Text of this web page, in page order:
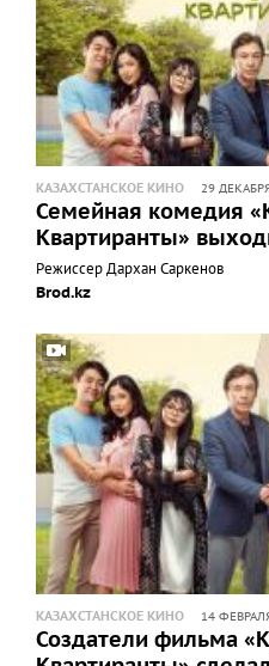
КАЗАХСТАНСКОЕ КИНО 29
Семейная комедия
Квартиранты»
Режиссер Дархан Саркенов
Brod.kz
КАЗАХСТАНСКОЕ КИНО 14
Создатели фильма